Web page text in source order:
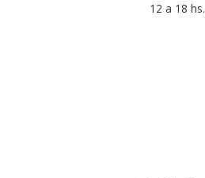
12 a 18 hs.